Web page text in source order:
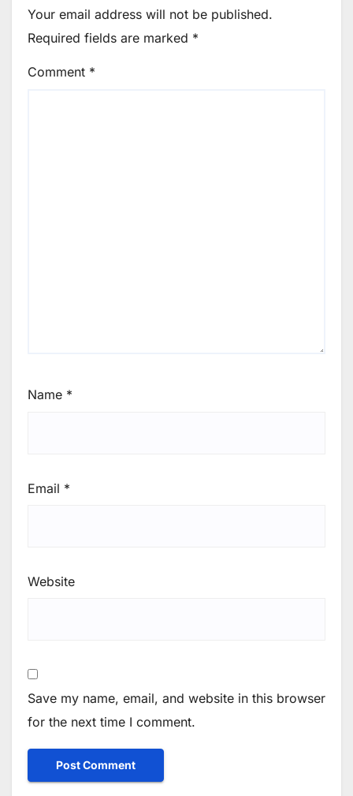
Your email address will not be published.
Required fields are marked *
Comment *
Name *
Email *
Website
Save my name, email, and website in this browser
for the next time I comment.